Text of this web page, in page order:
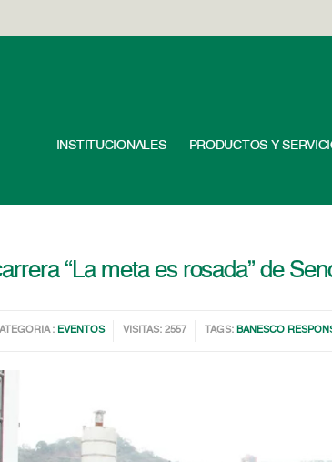
INSTITUCIONALES PRODUCTOS Y
“La meta es rosada” de
: EVENTOS VISITAS: 2557 TAGS: BANESCO